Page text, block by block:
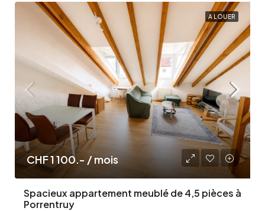
A LOUER
CHF 1 100.- / mois
Spacieux appartement meublé de 4,5 pièces à
Porrentruy